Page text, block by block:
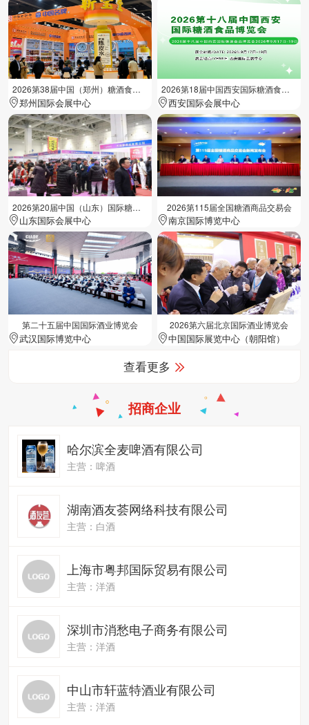
2026第38届中国（郑州）糖酒食品交易会
郑州国际会展中心
2026第18届中国西安国际糖酒食品展览会
西安国际会展中心
2026第20届中国（山东）国际糖酒食品交易会
山东国际会展中心
2026第115届全国糖酒商品交易会
南京国际博览中心
第二十五届中国国际酒业博览会
武汉国际博览中心
2026第六届北京国际酒业博览会
中国国际展览中心（朝阳馆）
查看更多
招商企业
哈尔滨全麦啤酒有限公司
主营：啤酒
湖南酒友荟网络科技有限公司
主营：白酒
上海市粤邦国际贸易有限公司
主营：洋酒
深圳市消愁电子商务有限公司
主营：洋酒
中山市轩蓝特酒业有限公司
主营：洋酒